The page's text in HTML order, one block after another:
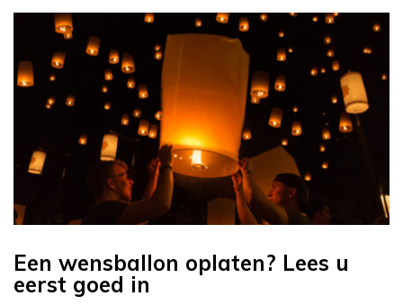
Een wensballon oplaten? Lees u
eerst goed in